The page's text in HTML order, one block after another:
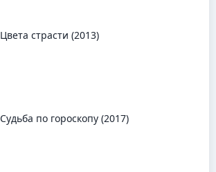
Цвета страсти (2013)
Судьба по гороскопу (2017)